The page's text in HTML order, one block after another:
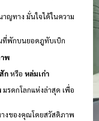
ญทาง มั่นใจได้ในความ
ที่พักบนยอดภูทับเบิก
พ
กหรือ หล่มเก่า
มรดกโลกแห่งล่าสุด เพื่อ
งของคุณโดยสวัสดิภาพ